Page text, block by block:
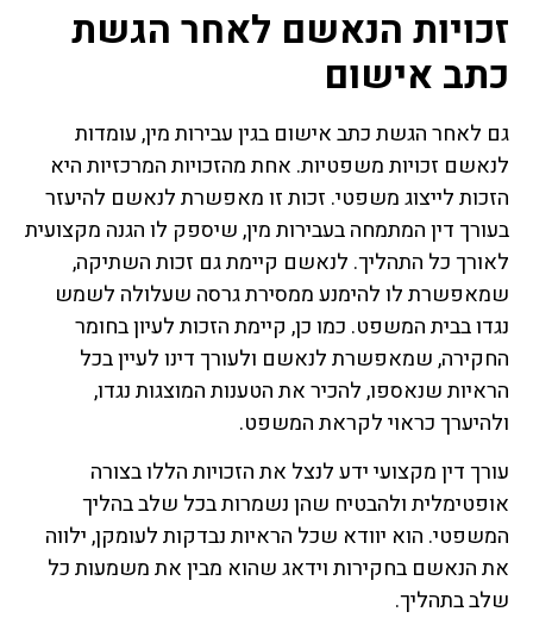
זכויות הנאשם לאחר הגשת
כתב אישום
גם לאחר הגשת כתב אישום בגין עבירות מין, עומדות
לנאשם זכויות משפטיות. אחת מהזכויות המרכזיות היא
הזכות לייצוג משפטי. זכות זו מאפשרת לנאשם להיעזר
בעורך דין המתמחה בעבירות מין, שיספק לו הגנה מקצועית
לאורך כל התהליך. לנאשם קיימת גם זכות השתיקה,
שמאפשרת לו להימנע ממסירת גרסה שעלולה לשמש
נגדו בבית המשפט. כמו כן, קיימת הזכות לעיון בחומר
החקירה, שמאפשרת לנאשם ולעורך דינו לעיין בכל
הראיות שנאספו, להכיר את הטענות המוצגות נגדו,
ולהיערך כראוי לקראת המשפט.
עורך דין מקצועי ידע לנצל את הזכויות הללו בצורה
אופטימלית ולהבטיח שהן נשמרות בכל שלב בהליך
המשפטי. הוא יוודא שכל הראיות נבדקות לעומקן, ילווה
את הנאשם בחקירות וידאג שהוא מבין את משמעות כל
שלב בתהליך.